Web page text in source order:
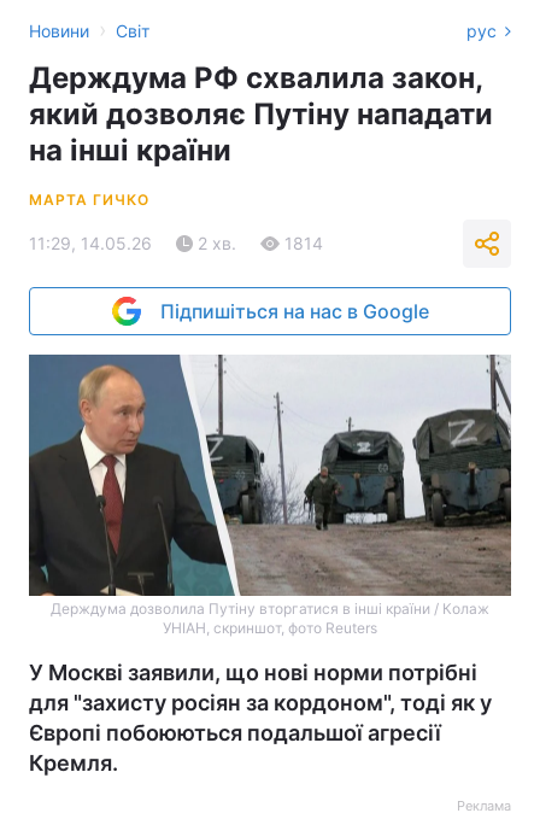
Новини › Світ рус
Держдума РФ схвалила закон,
який дозволяє Путіну нападати
на інші країни
МАРТА ГИЧКО
11:29, 14.05.26 2 хв. 1814
Підпишіться на нас в Google
Держдума дозволила Путіну вторгатися в інші країни / Колаж
УНІАН, скриншот, фото Reuters
У Москві заявили, що нові норми потрібні
для "захисту росіян за кордоном", тоді як у
Європі побоюються подальшої агресії
Кремля.
Реклама